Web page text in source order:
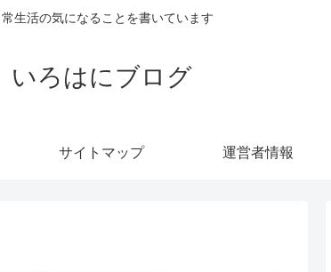
常生活の気になることを書いています
いろはにブログ
サイトマップ 運営者情報